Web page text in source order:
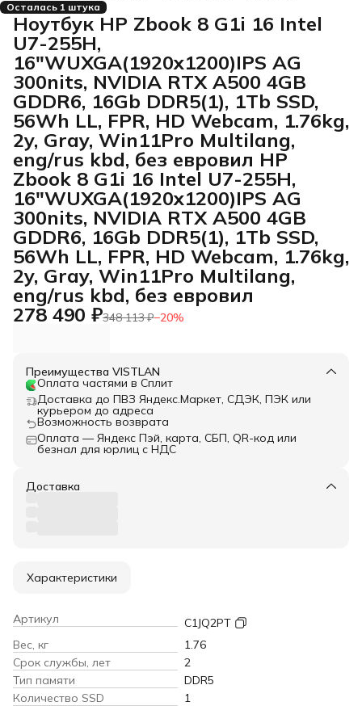
Осталась 1 штука
Ноутбук HP Zbook 8 G1i 16 Intel
U7-255H,
16"WUXGA(1920x1200)IPS AG
300nits, NVIDIA RTX A500 4GB
GDDR6, 16Gb DDR5(1), 1Tb SSD,
56Wh LL, FPR, HD Webcam, 1.76kg,
2y, Gray, Win11Pro Multilang,
eng/rus kbd, без евровил HP
Zbook 8 G1i 16 Intel U7-255H,
16"WUXGA(1920x1200)IPS AG
300nits, NVIDIA RTX A500 4GB
GDDR6, 16Gb DDR5(1), 1Tb SSD,
56Wh LL, FPR, HD Webcam, 1.76kg,
2y, Gray, Win11Pro Multilang,
eng/rus kbd, без евровил
278 490 ₽348 113 ₽−20%
Преимущества VISTLAN
Оплата частями в Сплит
Доставка до ПВЗ Яндекс.Маркет, СДЭК, ПЭК или
курьером до адреса
Возможность возврата
Оплата — Яндекс Пэй, карта, СБП, QR-код или
безнал для юрлиц с НДС
Доставка
Характеристики
Артикул
C1JQ2PT
Вес, кг
1.76
Срок службы, лет
2
Тип памяти
DDR5
Количество SSD
1